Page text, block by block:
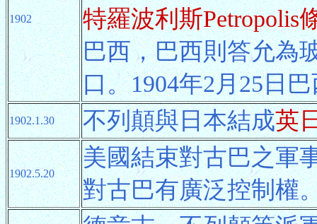
1902
特羅波利斯Petropolis
巴西，巴西則答允為
口。1904年2月25日
1902.1.30 不列顛與日本結成英
1902.5.20
美國結束對古巴之軍
對古巴有廣泛控制權